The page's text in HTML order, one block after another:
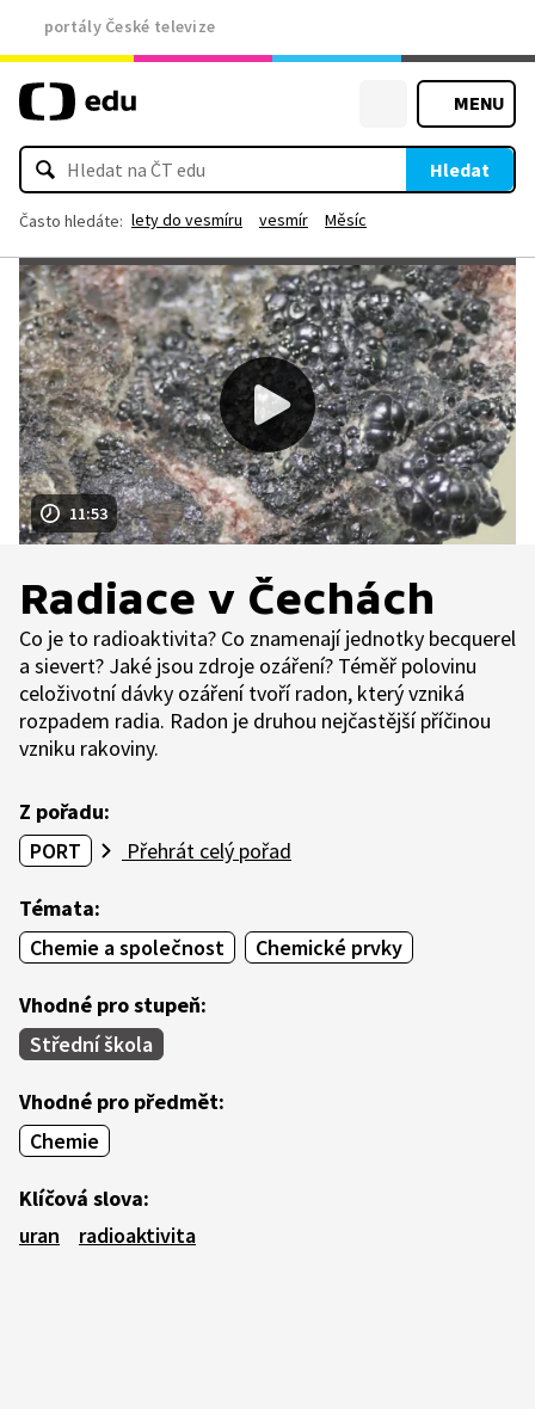
portály České televize
MENU
Hledat
Často hledáte: lety do vesmíru vesmír Měsíc
11:53
Radiace v Čechách
Co je to radioaktivita? Co znamenají jednotky becquerel
a sievert? Jaké jsou zdroje ozáření? Téměř polovinu
celoživotní dávky ozáření tvoří radon, který vzniká
rozpadem radia. Radon je druhou nejčastější příčinou
vzniku rakoviny.
Z pořadu:
PORT
Přehrát celý pořad
Témata:
Chemie a společnost
Chemické prvky
Vhodné pro stupeň:
Střední škola
Vhodné pro předmět:
Chemie
Klíčová slova:
uran
radioaktivita